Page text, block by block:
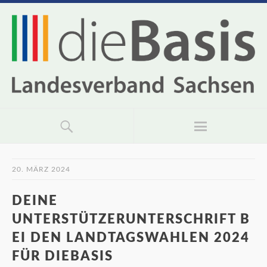
20. MÄRZ 2024
DEINE
UNTERSTÜTZERUNTERSCHRIFT B
EI DEN LANDTAGSWAHLEN 2024
FÜR DIEBASIS